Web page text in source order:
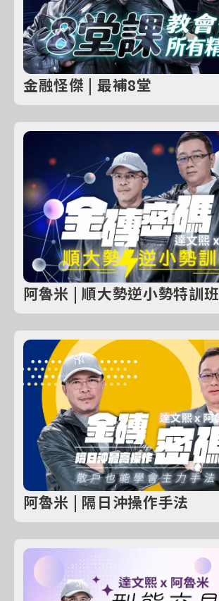
金融怪傑 | 最補8堂
阿魯米 | 順大勢逆小勢特訓班
阿魯米 | 隔日沖操作手法